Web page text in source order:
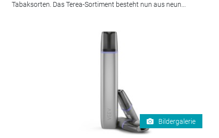
Tabaksorten. Das Terea-Sortiment besteht nun aus neun...
Bildergalerie